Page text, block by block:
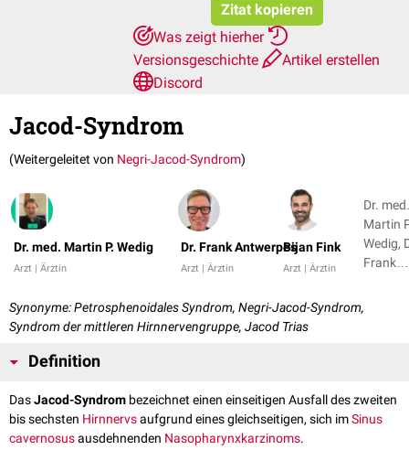
Zitat kopieren
Was zeigt hierher
Versionsgeschichte
Artikel erstellen
Discord
Jacod-Syndrom
(Weitergeleitet von Negri-Jacod-Syndrom)
Dr. med. Martin P. Wedig
Arzt | Ärztin
Dr. Frank Antwerpes
Arzt | Ärztin
Bijan Fink
Arzt | Ärztin
Dr. med.
Martin
Wedig,
Frank
Synonyme: Petrosphenoidales Syndrom, Negri-Jacod-Syndrom,
Syndrom der mittleren Hirnnervengruppe, Jacod Trias
Definition
DasJacod-Syndrom bezeichnet einen einseitigen Ausfall des zweiten
bis sechsten Hirnnervsaufgrund eines gleichseitigen, sich imSinus
cavernosusausdehnenden Nasopharynxkarzinoms.